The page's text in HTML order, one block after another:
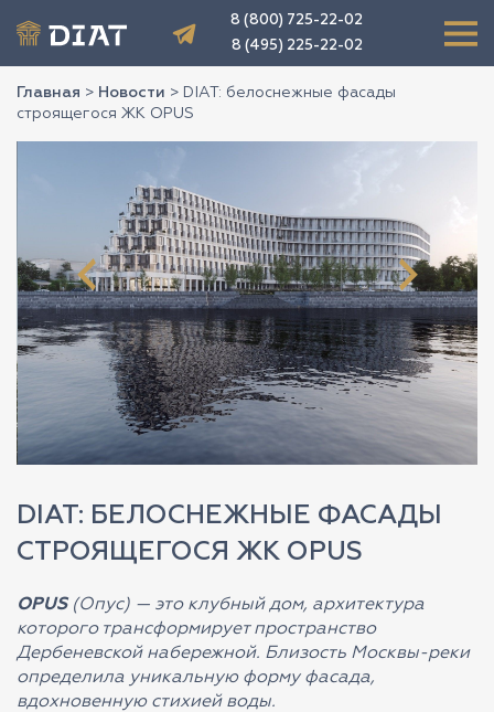
8 (800) 725-22-02
8 (495) 225-22-02
Главная > Новости > DIAT: белоснежные фасады
строящегося ЖК OPUS
DIAT: БЕЛОСНЕЖНЫЕ ФАСАДЫ
СТРОЯЩЕГОСЯ ЖК OPUS
OPUS(Опус) — это клубный дом, архитектура
которого трансформирует пространство
Дербеневской набережной. Близость Москвы-реки
определила уникальную форму фасада,
вдохновенную стихией воды.